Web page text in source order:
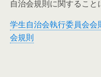
自治会規則に関すること
学生自治会執行委員会会
会規則